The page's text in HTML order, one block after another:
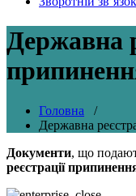
Державна
Головна /
Державна
Документи, що
реєстрації